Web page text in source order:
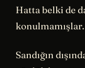
Hatta belki de
konulmamışlar.
Sandığın